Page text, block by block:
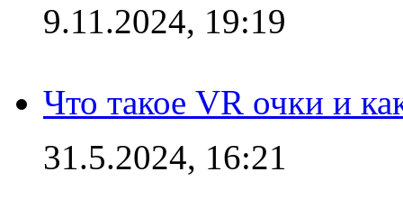
9.11.2024, 19:19
Что такое VR очки и
31.5.2024, 16:21